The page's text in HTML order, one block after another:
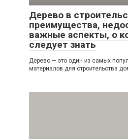
Дерево в
преимущества,
важные аспекты, о
следует знать
Дерево — это один из самых
материалов для строительства